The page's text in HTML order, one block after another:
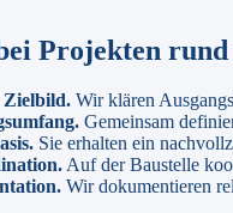
Projekten rund
Zielbild. Wir klären
. Gemeinsam
. Sie erhalten ein
.Auf der Baustelle
. Wir dokumentieren